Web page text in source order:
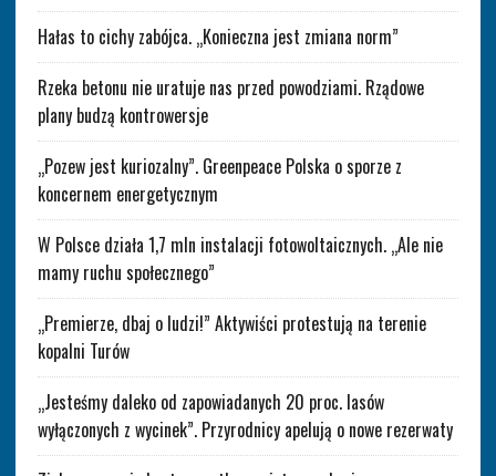
Hałas to cichy zabójca. „Konieczna jest zmiana norm”
Rzeka betonu nie uratuje nas przed powodziami. Rządowe
plany budzą kontrowersje
„Pozew jest kuriozalny”. Greenpeace Polska o sporze z
koncernem energetycznym
W Polsce działa 1,7 mln instalacji fotowoltaicznych. „Ale nie
mamy ruchu społecznego”
„Premierze, dbaj o ludzi!” Aktywiści protestują na terenie
kopalni Turów
„Jesteśmy daleko od zapowiadanych 20 proc. lasów
wyłączonych z wycinek”. Przyrodnicy apelują o nowe rezerwaty